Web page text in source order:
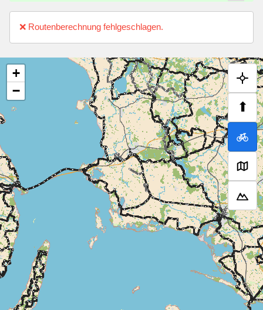
❌ Routenberechnung fehlgeschlagen.
⬆
+
−